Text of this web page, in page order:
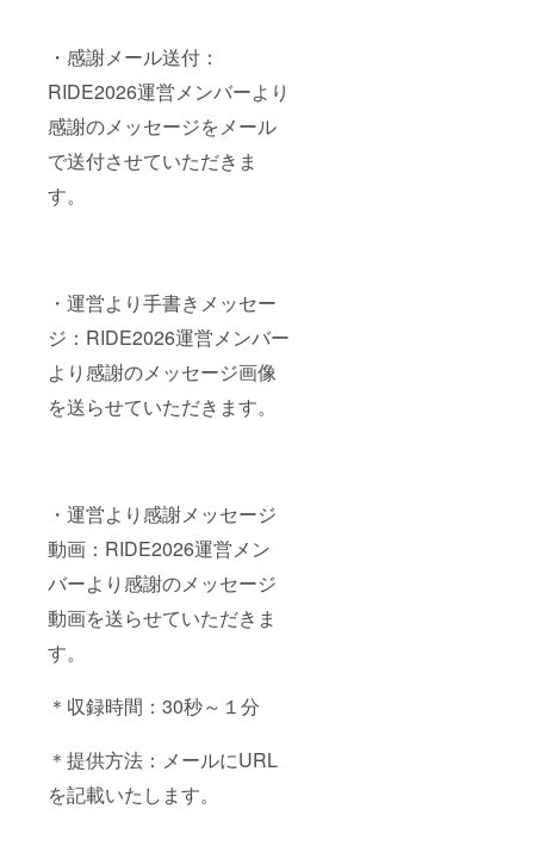
・感謝メール送付：
RIDE2026運営メンバーより
感謝のメッセージをメール
で送付させていただきま
す。
・運営より手書きメッセー
ジ：RIDE2026運営メンバー
より感謝のメッセージ画像
を送らせていただきます。
・運営より感謝メッセージ
動画：RIDE2026運営メン
バーより感謝のメッセージ
動画を送らせていただきま
す。
＊収録時間：30秒～１分
＊提供方法：メールにURL
を記載いたします。